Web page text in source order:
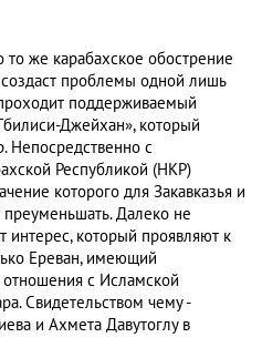
же карабахское обострение
проблемы одной лишь
поддерживаемый
Джейхан», который
Непосредственно с
Республикой (НКР)
которого для Закавказья и
Далеко не
интерес, который проявляют к
Ереван, имеющий
с Исламской
Свидетельством чему -
и Ахмета Давутоглу в